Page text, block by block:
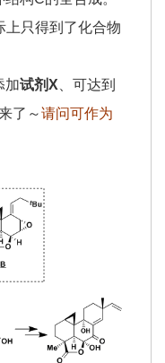
上只得到了化合物
加试剂X 、可达到
了～请问可作为